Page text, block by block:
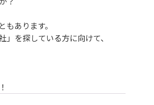
あります。
を探している方に向けて、